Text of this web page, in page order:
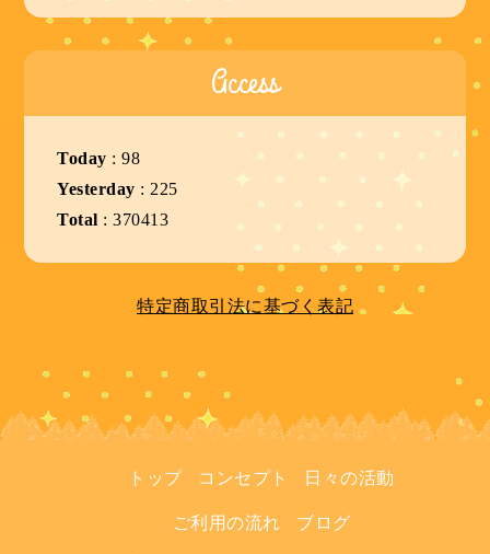
Access
Today :98
Yesterday : 225
Total :370413
特定商取引法に基づく表記
トップ コンセプト 日々の活動
ご利用の流れ ブログ